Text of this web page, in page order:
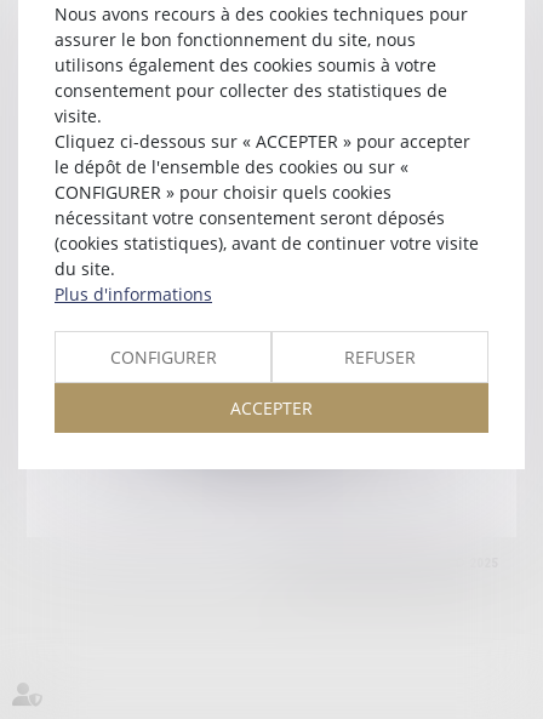
EmmanuelPLATON
6 RUE MOLIERE
83000 TOULON
Tél :04 94 93 64 64
Retour
HonorairesMentions légalesPlan du site
11 Place des Cinq Martyrs du Lycée Buffon, 75014 PARIS
Nous avons recours à des cookies techniques pour
assurer le bon fonctionnement du site, nous
utilisons également des cookies soumis à votre
consentement pour collecter des statistiques de
visite.
Cliquez ci-dessous sur « ACCEPTER » pour accepter
le dépôt de l'ensemble des cookies ou sur «
CONFIGURER » pour choisir quels cookies
nécessitant votre consentement seront déposés
(cookies statistiques), avant de continuer votre visite
du site.
Plus d'informations
CONFIGURER REFUSER
ACCEPTER